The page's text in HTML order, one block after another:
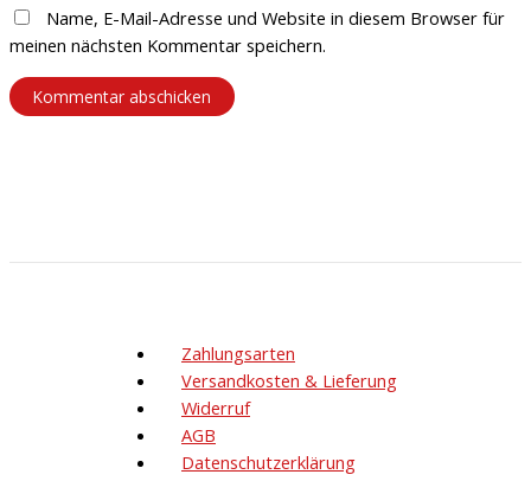
Name, E-Mail-Adresse und Website in diesem Browser für
meinen nächsten Kommentar speichern.
Zahlungsarten
Versandkosten & Lieferung
Widerruf
AGB
Datenschutzerklärung